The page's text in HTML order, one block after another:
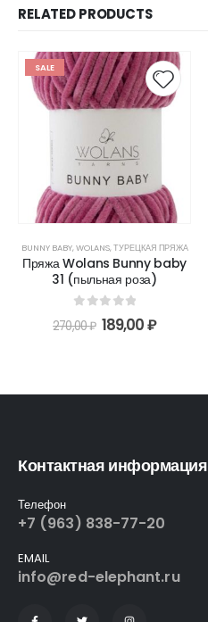
RELATED PRODUCTS
SALE
BUNNY BABY,WOLANS,ТУРЕЦКАЯ ПРЯЖА
Пряжа Wolans Bunny baby
31 (пыльная роза)
out of 5
270,00₽ 189,00₽
Контактная информация
Телефон
+7 (963) 838-77-20
EMAIL
info@red-elephant.ru